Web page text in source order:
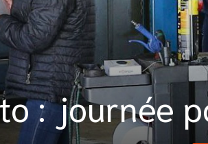
: journée